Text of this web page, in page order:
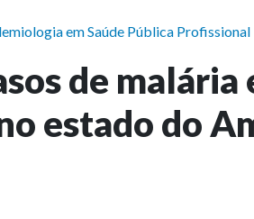
em Saúde Pública Profissional
de
estado do